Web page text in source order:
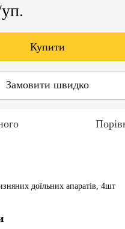
Купити
Замовити швидко
доїльних апаратів, 4шт